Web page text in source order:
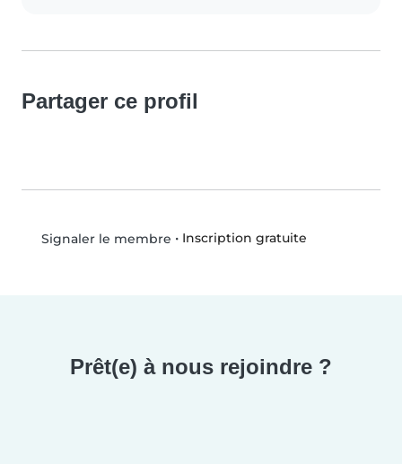
Partager ce profil
Signaler le membre • Inscription gratuite
Prêt(e) à nous rejoindre ?